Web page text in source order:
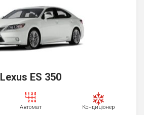
Lexus ES 350
Автомат Кондиціонер